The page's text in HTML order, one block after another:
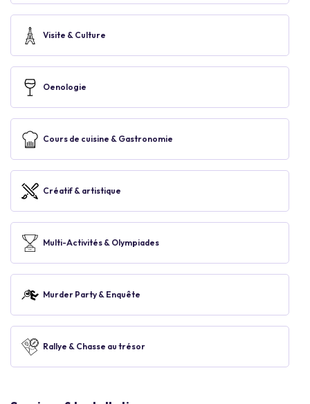
Visite & Culture
Oenologie
Cours de cuisine & Gastronomie
Créatif & artistique
Multi-Activités & Olympiades
Murder Party & Enquête
Rallye & Chasse au trésor